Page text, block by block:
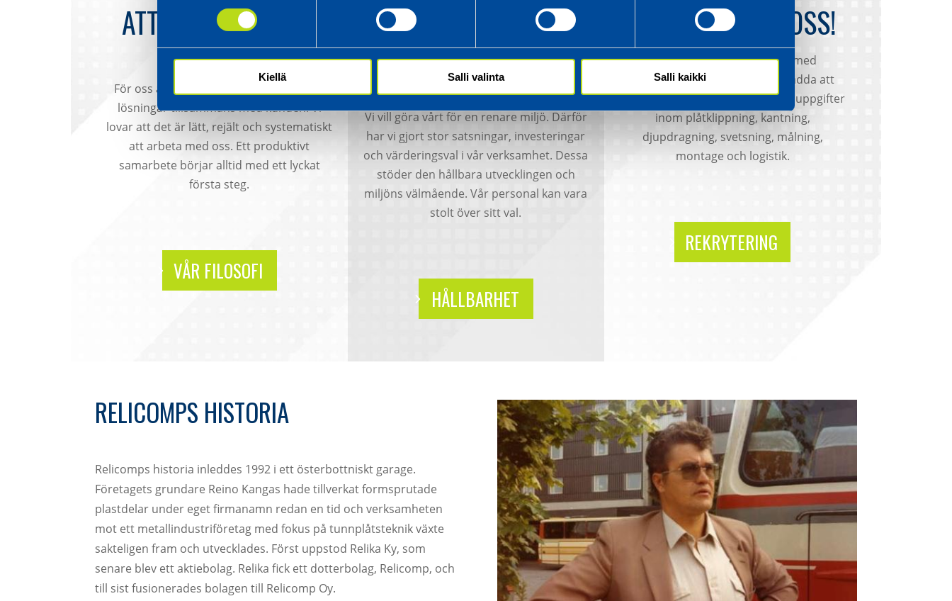
Kiellä Salli valinta Salli kaikki
ATTITYDEN AVGÖR.
ALLTID.
För oss är kundorientering att vi skapar
lösningar tillsammans med kunden. Vi
lovar att det är lätt, rejält och systematiskt
att arbeta med oss. Ett produktivt
samarbete börjar alltid med ett lyckat
första steg.
VÅR FILOSOFI
UTVECKLING ÄR EN
DEL AV VÅR VARDAG
Vi vill göra vårt för en renare miljö. Därför
har vi gjort stor satsningar, investeringar
och värderingsval i vår verksamhet. Dessa
stöder den hållbara utvecklingen och
miljöns välmående. Vår personal kan vara
stolt över sitt val.
HÅLLBARHET
SÖK JOBB HOS OSS!
Vi söker ständigt personer med
initiativförmåga, som inte är rädda att
kavla upp ärmarna. Vi har arbetsuppgifter
inom plåtklippning, kantning,
djupdragning, svetsning, målning,
montage och logistik.
REKRYTERING
RELICOMPS HISTORIA
Relicomps historia inleddes 1992 i ett österbottniskt garage.
Företagets grundare Reino Kangas hade tillverkat formsprutade
plastdelar under eget firmanamn redan en tid och verksamheten
mot ett metallindustriföretag med fokus på tunnplåtsteknik växte
sakteligen fram och utvecklades. Först uppstod Relika Ky, som
senare blev ett aktiebolag. Relika fick ett dotterbolag, Relicomp, och
till sist fusionerades bolagen till Relicomp Oy.